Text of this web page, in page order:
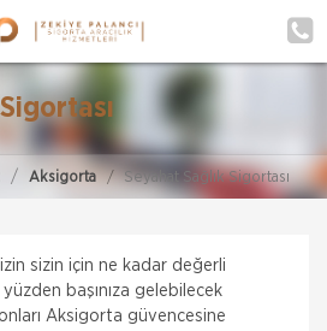
Aksigorta Seyahat Sağlık Sigortası
sizin için ne kadar değerli
başınıza gelebilecek
Aksigorta güvencesine